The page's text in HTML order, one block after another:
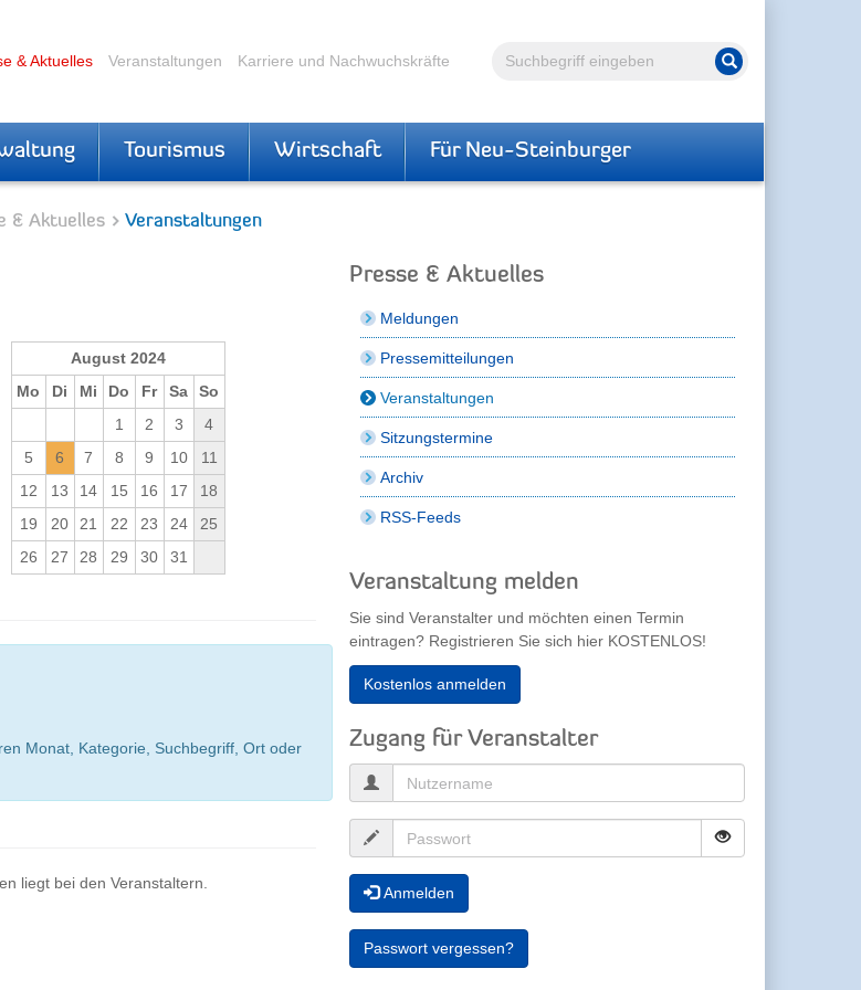
Volltextsuche Suche starten
& Aktuelles Veranstaltungen Karriere und Nachwuchskräfte
Tourismus Wirtschaft Für Neu-Steinburger
& Aktuelles Veranstaltungen
August 2024
Mo
Di Mi Do Fr Sa
So
1
2 3
4
5
6 7 8 9 10
11
12
13 14 15 16 17
18
19
20 21 22 23 24
25
26
27 28 29 30 31
Monat, Kategorie, Suchbegriff, Ort oder
liegt bei den Veranstaltern.
Presse & Aktuelles
Meldungen
Pressemitteilungen
Veranstaltungen
Sitzungstermine
Archiv
RSS-Feeds
Veranstaltung melden
Sie sind Veranstalter und möchten einen Termin
eintragen? Registrieren Sie sich hier KOSTENLOS!
Kostenlos anmelden
Zugang für Veranstalter
Anmelden
Passwort vergessen?